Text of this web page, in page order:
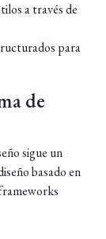
a través de
para
de
sigue un
basado en